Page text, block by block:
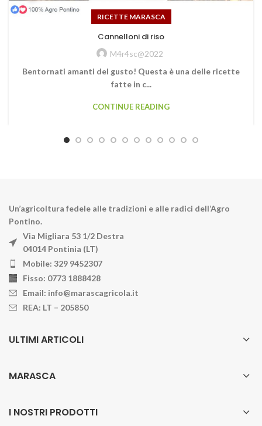
RICETTE MARASCA
Cannelloni di riso
M4r4sc@2022
Bentornati amanti del gusto! Questa è una delle ricette
fatte in c...
CONTINUE READING
Un’agricoltura fedele alle tradizioni e alle radici dell’Agro
Pontino.
Via Migliara 53 1/2 Destra
04014 Pontinia (LT)
Mobile: 329 9452307
Fisso: 0773 1888428
Email: info@marascagricola.it
REA: LT – 205850
ULTIMI ARTICOLI
MARASCA
I NOSTRI PRODOTTI